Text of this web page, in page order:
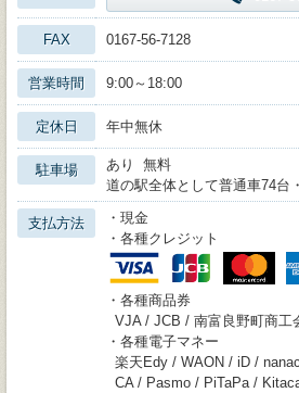
FAX 0167-56-7128
営業時間 9:00～18:00
定休日 年中無休
駐車場
あり 無料
道の駅全体として普通車74台
支払方法
・現金
・各種クレジット
・各種商品券
VJA / JCB / 南富良野町商工
・各種電子マネー
楽天Edy / WAON / iD /
CA / Pasmo / PiTaPa /